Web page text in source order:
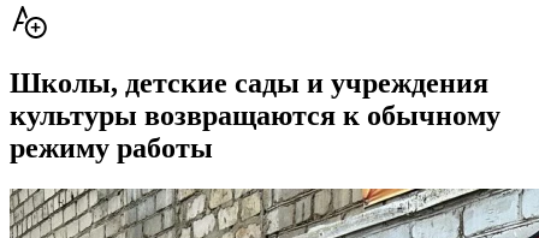
Школы, детские сады и учреждения
культуры возвращаются к обычному
режиму работы